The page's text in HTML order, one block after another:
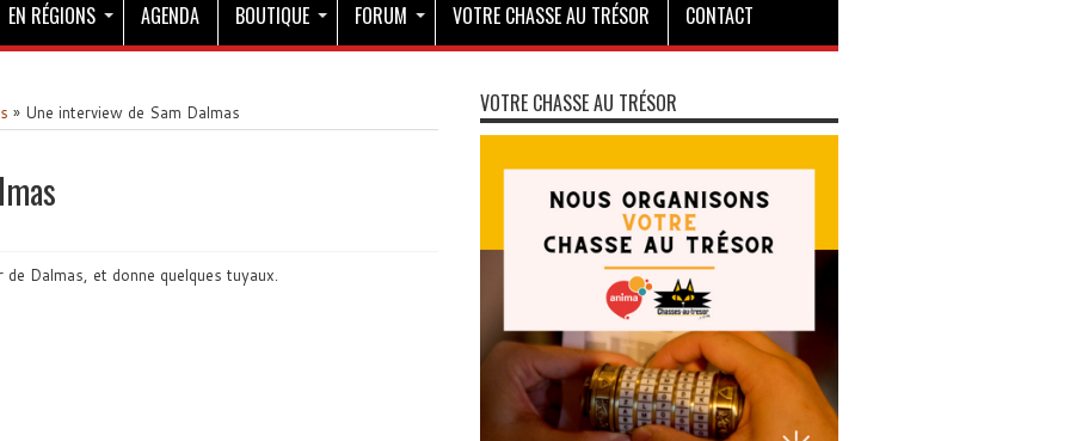
EN RÉGIONS AGENDA BOUTIQUE FORUM VOTRE CHASSE AU TRÉSOR CONTACT
» Une interview de Sam Dalmas
Dalmas, et donne quelques tuyaux.
VOTRE CHASSE AU TRÉSOR